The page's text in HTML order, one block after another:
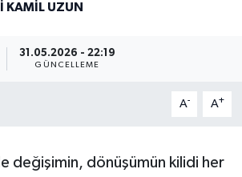
KAMIL UZUN
31.05.2026 - 22:19
GÜNCELLEME
A- A+
değişimin, dönüşümün kilidi her